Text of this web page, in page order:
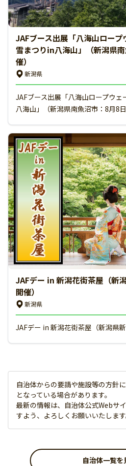
JAFブース出展「八海山ロー
雪まつりin八海山」（新潟県
催）
新潟県
JAFブース出展「八海山ロープウ
八海山」（新潟県南魚沼市：8月8日
JAFデー in 新潟花街茶屋（新
開催）
新潟県
JAFデー in 新潟花街茶屋（新潟県
自治体からの要請や施設等の方針
となっている場合があります。
最新の情報は、自治体公式Webサ
すよう、よろしくお願いいたします
自治体一覧を